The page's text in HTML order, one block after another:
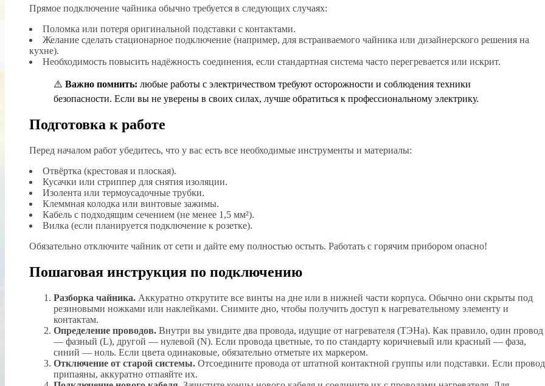
Прямое подключение чайника обычно требуется в следующих случаях:
Поломка или потеря оригинальной подставки с контактами.
Желание сделать стационарное подключение (например, для встраиваемого чайника или дизайнерского решения на
кухне).
Необходимость повысить надёжность соединения, если стандартная система часто перегревается или искрит.
⚠️ Важно помнить: любые работы с электричеством требуют осторожности и соблюдения техники
безопасности. Если вы не уверены в своих силах, лучше обратиться к профессиональному электрику.
Подготовка к работе
Перед началом работ убедитесь, что у вас есть все необходимые инструменты и материалы:
Отвёртка (крестовая и плоская).
Кусачки или стриппер для снятия изоляции.
Изолента или термоусадочные трубки.
Клеммная колодка или винтовые зажимы.
Кабель с подходящим сечением (не менее 1,5 мм²).
Вилка (если планируется подключение к розетке).
Обязательно отключите чайник от сети и дайте ему полностью остыть. Работать с горячим прибором опасно!
Пошаговая инструкция по подключению
Разборка чайника. Аккуратно открутите все винты на дне или в нижней части корпуса. Обычно они скрыты под
резиновыми ножками или наклейками. Снимите дно, чтобы получить доступ к нагревательному элементу и
контактам.
Определение проводов. Внутри вы увидите два провода, идущие от нагревателя (ТЭНа). Как правило, один провод
— фазный (L), другой — нулевой (N). Если провода цветные, то по стандарту коричневый или красный — фаза,
синий — ноль. Если цвета одинаковые, обязательно отметьте их маркером.
Отключение от старой системы. Отсоедините провода от штатной контактной группы или подставки. Если
припаяны, аккуратно отпаяйте их.